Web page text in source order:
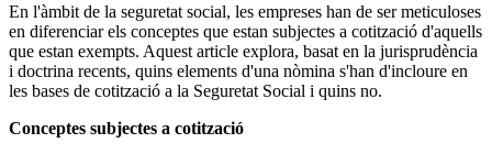
En l'àmbit de la seguretat social, les empreses han de ser meticuloses
en diferenciar els conceptes que estan subjectes a cotització d'aquells
que estan exempts. Aquest article explora, basat en la jurisprudència
i doctrina recents, quins elements d'una nòmina s'han d'incloure en
les bases de cotització a la Seguretat Social i quins no.
Conceptes subjectes a cotització